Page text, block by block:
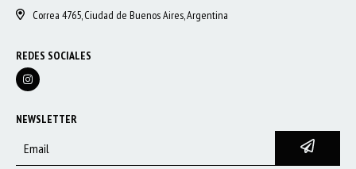
Correa 4765, Ciudad de Buenos Aires, Argentina
REDES SOCIALES
NEWSLETTER